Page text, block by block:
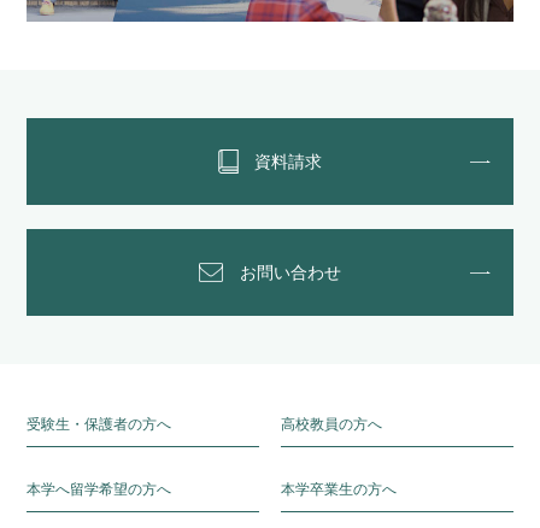
資料請求
お問い合わせ
受験生・保護者の方へ 高校教員の方へ
本学へ留学希望の方へ 本学卒業生の方へ